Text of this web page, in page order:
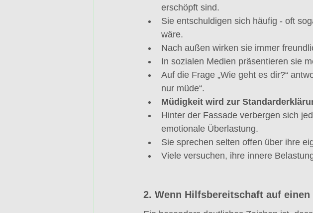
erschöpft sind.
Sie entschuldigen sich häufig - oft
wäre.
Nach außen wirken sie immer
In sozialen Medien präsentieren sie
Auf die Frage „Wie geht es dir?“
nur müde“.
Müdigkeit wird zur
Hinter der Fassade verbergen sich
emotionale Überlastung.
Sie sprechen selten offen über ihre
Viele versuchen, ihre innere
2. Wenn Hilfsbereitschaft auf